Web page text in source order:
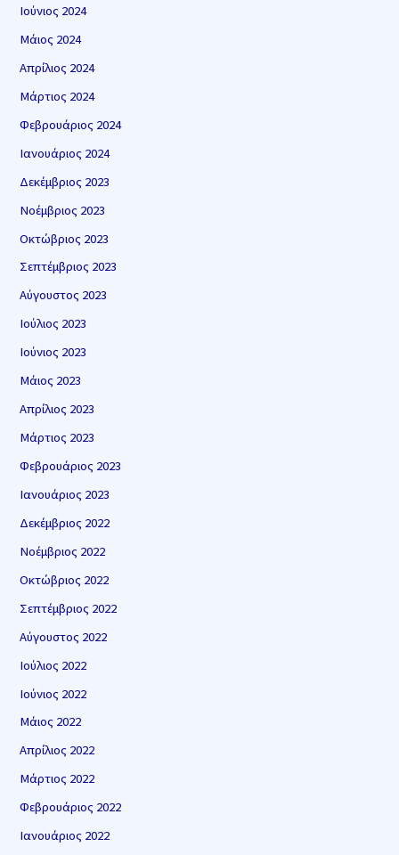
Ιούνιος 2024
Μάιος 2024
Απρίλιος 2024
Μάρτιος 2024
Φεβρουάριος 2024
Ιανουάριος 2024
Δεκέμβριος 2023
Νοέμβριος 2023
Οκτώβριος 2023
Σεπτέμβριος 2023
Αύγουστος 2023
Ιούλιος 2023
Ιούνιος 2023
Μάιος 2023
Απρίλιος 2023
Μάρτιος 2023
Φεβρουάριος 2023
Ιανουάριος 2023
Δεκέμβριος 2022
Νοέμβριος 2022
Οκτώβριος 2022
Σεπτέμβριος 2022
Αύγουστος 2022
Ιούλιος 2022
Ιούνιος 2022
Μάιος 2022
Απρίλιος 2022
Μάρτιος 2022
Φεβρουάριος 2022
Ιανουάριος 2022